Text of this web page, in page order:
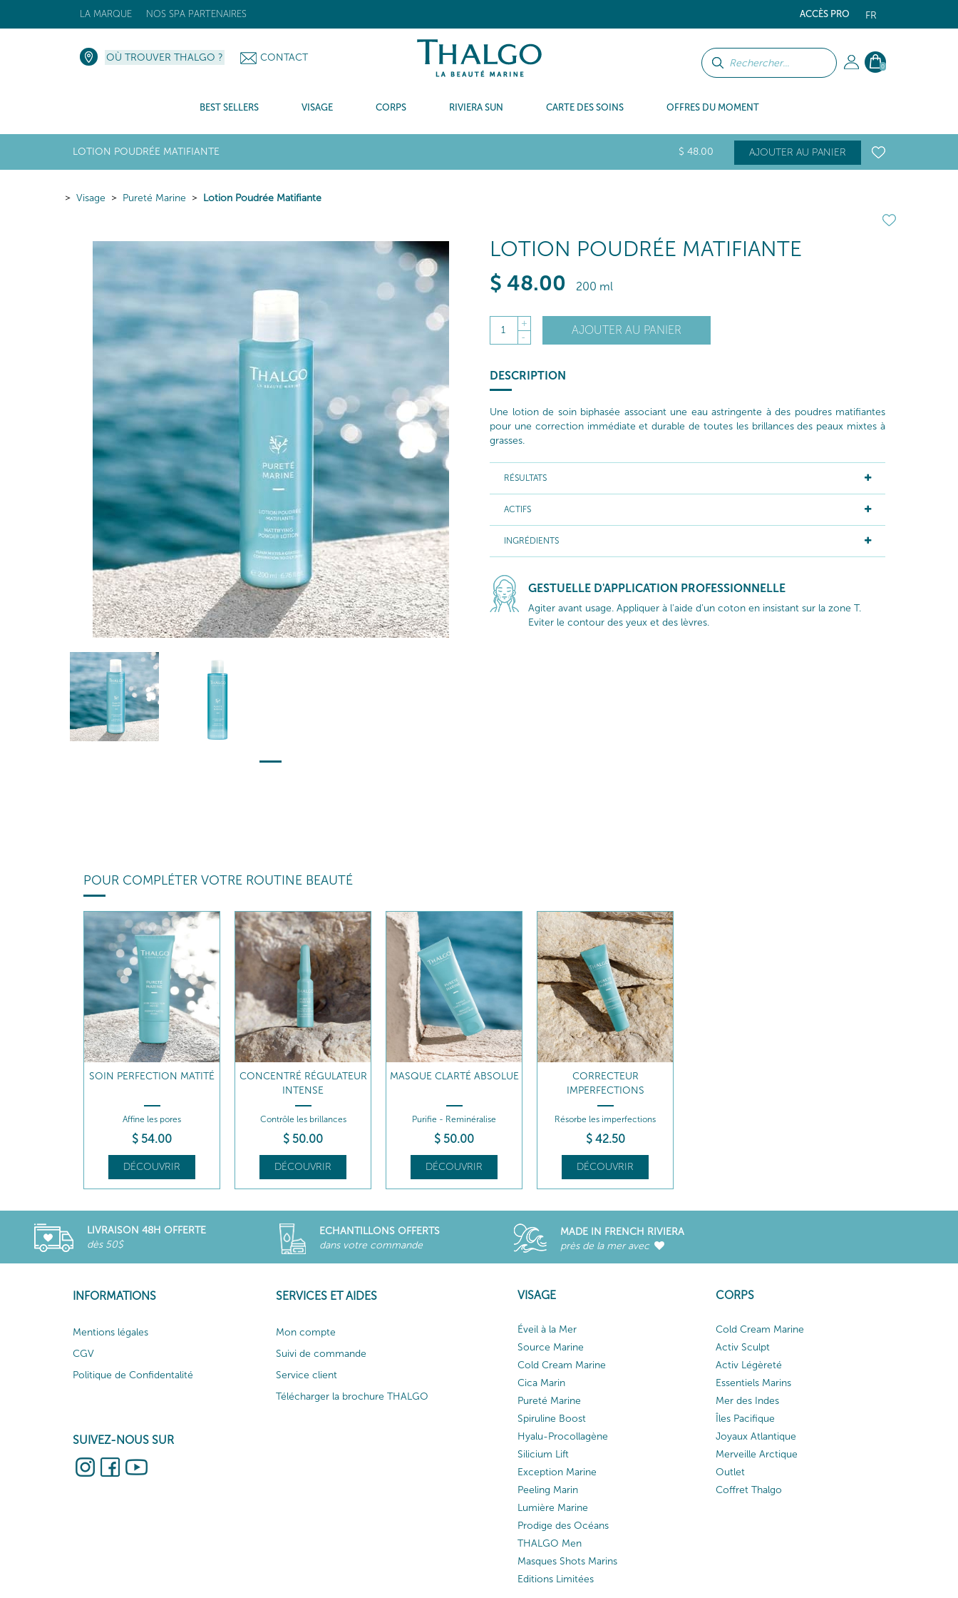
FR
ACCÈS PRO
LA MARQUE NOS SPA PARTENAIRES
0
OÙ TROUVER THALGO ? CONTACT
BEST SELLERS VISAGE CORPS RIVIERA SUN CARTE DES SOINS OFFRES DU MOMENT
LOTION POUDRÉE MATIFIANTE $ 48.00 AJOUTER AU PANIER
Visage Pureté Marine Lotion Poudrée Matifiante
LOTION POUDRÉE MATIFIANTE
$ 48.00 200 ml
1
+
-
AJOUTER AU PANIER
DESCRIPTION
Une lotion de soin biphasée associant une eau astringente à des poudres matifiantes
pour une correction immédiate et durable de toutes les brillances des peaux mixtes à
grasses.
RÉSULTATS
ACTIFS
INGRÉDIENTS
GESTUELLE D'APPLICATION PROFESSIONNELLE
Agiter avant usage. Appliquer à l'aide d'un coton en insistant sur la zone T.
Eviter le contour des yeux et des lèvres.
POUR COMPLÉTER VOTRE ROUTINE BEAUTÉ
SOIN PERFECTION MATITÉ
Affine les pores
$ 54.00
DÉCOUVRIR
CONCENTRÉ RÉGULATEUR
INTENSE
Contrôle les brillances
$ 50.00
DÉCOUVRIR
MASQUE CLARTÉ ABSOLUE
Purifie - Reminéralise
$ 50.00
DÉCOUVRIR
CORRECTEUR
IMPERFECTIONS
Résorbe les imperfections
$ 42.50
DÉCOUVRIR
LIVRAISON 48H OFFERTE
dès 50$
ECHANTILLONS OFFERTS
dans votre commande
MADE IN FRENCH RIVIERA
près de la mer avec
INFORMATIONS
Mentions légales
CGV
Politique de Confidentalité
SUIVEZ-NOUS SUR
SERVICES ET AIDES
Mon compte
Suivi de commande
Service client
Télécharger la brochure THALGO
VISAGE
Éveil à la Mer
Source Marine
Cold Cream Marine
Cica Marin
Pureté Marine
Spiruline Boost
Hyalu-Procollagène
Silicium Lift
Exception Marine
Peeling Marin
Lumière Marine
Prodige des Océans
THALGO Men
Masques Shots Marins
Editions Limitées
CORPS
Cold Cream Marine
Activ Sculpt
Activ Légèreté
Essentiels Marins
Mer des Indes
Îles Pacifique
Joyaux Atlantique
Merveille Arctique
Outlet
Coffret Thalgo